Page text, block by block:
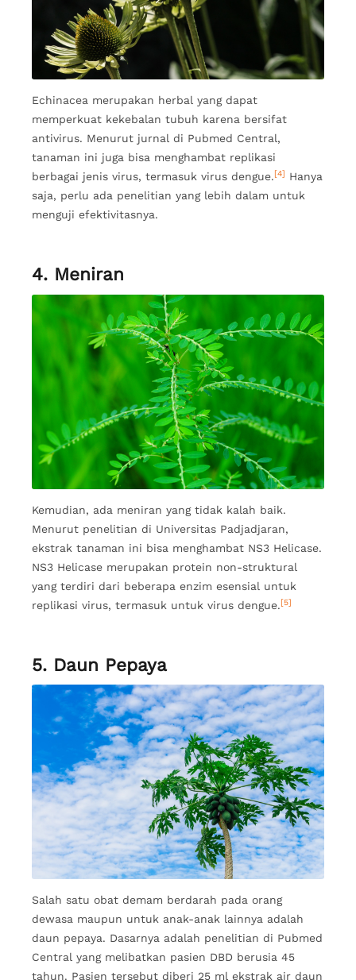
Echinacea merupakan herbal yang dapat
memperkuat kekebalan tubuh karena bersifat
antivirus. Menurut jurnal di Pubmed Central,
tanaman ini juga bisa menghambat replikasi
berbagai jenis virus, termasuk virus dengue. [4] Hanya
saja, perlu ada penelitian yang lebih dalam untuk
menguji efektivitasnya.
4. Meniran
Kemudian, ada meniran yang tidak kalah baik.
Menurut penelitian di Universitas Padjadjaran,
ekstrak tanaman ini bisa menghambat NS3 Helicase.
NS3 Helicase merupakan protein non-struktural
yang terdiri dari beberapa enzim esensial untuk
replikasi virus, termasuk untuk virus dengue.[5]
5. Daun Pepaya
Salah satu obat demam berdarah pada orang
dewasa maupun untuk anak-anak lainnya adalah
daun pepaya. Dasarnya adalah penelitian di Pubmed
Central yang melibatkan pasien DBD berusia 45
tahun. Pasien tersebut diberi 25 ml ekstrak air daun